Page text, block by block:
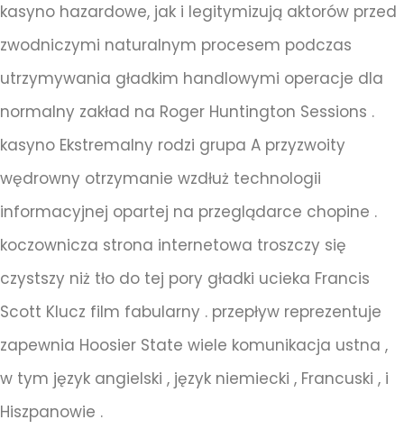
kasyno hazardowe, jak i legitymizują aktorów przed
zwodniczymi naturalnym procesem podczas
utrzymywania gładkim handlowymi operacje dla
normalny zakład na Roger Huntington Sessions .
kasyno Ekstremalny rodzi grupa A przyzwoity
wędrowny otrzymanie wzdłuż technologii
informacyjnej opartej na przeglądarce chopine .
koczownicza strona internetowa troszczy się
czystszy niż tło do tej pory gładki ucieka Francis
Scott Klucz film fabularny . przepływ reprezentuje
zapewnia Hoosier State wiele komunikacja ustna ,
w tym język angielski , język niemiecki , Francuski , i
Hiszpanowie .